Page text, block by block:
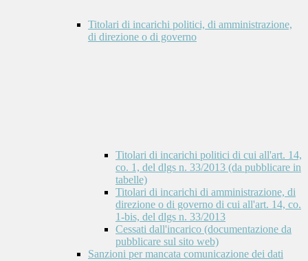
Titolari di incarichi politici, di amministrazione,
di direzione o di governo
Titolari di incarichi politici di cui all'art. 14,
co. 1, del dlgs n. 33/2013 (da pubblicare in
tabelle)
Titolari di incarichi di amministrazione, di
direzione o di governo di cui all'art. 14, co.
1-bis, del dlgs n. 33/2013
Cessati dall'incarico (documentazione da
pubblicare sul sito web)
Sanzioni per mancata comunicazione dei dati